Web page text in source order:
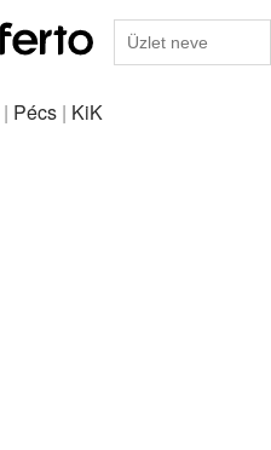
| Pécs | KiK